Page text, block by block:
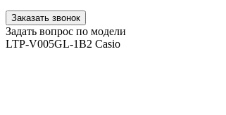
Заказать звонок
Задать вопрос по модели
LTP-V005GL-1B2 Casio